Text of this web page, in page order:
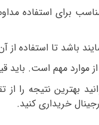
برای استفاده
باشد تا استفاده
موارد مهم است.
بهترین نتیجه
خریداری کنید.